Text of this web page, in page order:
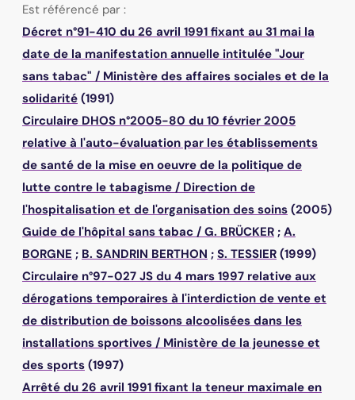
Est référencé par :
Décret n°91-410 du 26 avril 1991 fixant au 31 mai la
date de la manifestation annuelle intitulée "Jour
sans tabac" / Ministère des affaires sociales et de la
solidarité (1991)
Circulaire DHOS n°2005-80 du 10 février 2005
relative à l'auto-évaluation par les établissements
de santé de la mise en oeuvre de la politique de
lutte contre le tabagisme / Direction de
l'hospitalisation et de l'organisation des soins (2005)
Guide de l'hôpital sans tabac / G. BRÜCKER ; A.
BORGNE ; B. SANDRIN BERTHON ; S. TESSIER (1999)
Circulaire n°97-027 JS du 4 mars 1997 relative aux
dérogations temporaires à l'interdiction de vente et
de distribution de boissons alcoolisées dans les
installations sportives / Ministère de la jeunesse et
des sports (1997)
Arrêté du 26 avril 1991 fixant la teneur maximale en